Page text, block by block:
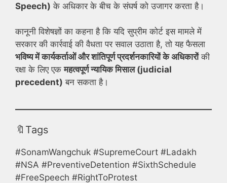
Speech) के अधिकार के बीच के संघर्ष को उजागर करता है।
कानूनी विशेषज्ञों का कहना है कि यदि सुप्रीम कोर्ट इस मामले में
सरकार की कार्रवाई की वैधता पर सवाल उठाता है, तो यह फैसला
भविष्य में कार्यकर्ताओं और शांतिपूर्ण प्रदर्शनकारियों के अधिकारोंकी
रक्षा के लिए एकमहत्वपूर्ण न्यायिक मिसाल (judicial
precedent) बन सकता है।
🔖Tags
#SonamWangchuk #SupremeCourt #Ladakh
#NSA #PreventiveDetention #SixthSchedule
#FreeSpeech #RightToProtest